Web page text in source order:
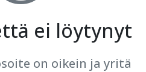
ei löytynyt
on oikein ja yritä